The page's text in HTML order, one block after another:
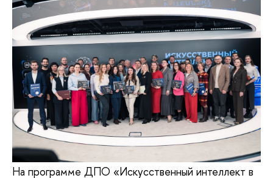
На программе ДПО «Искусственный интеллект в